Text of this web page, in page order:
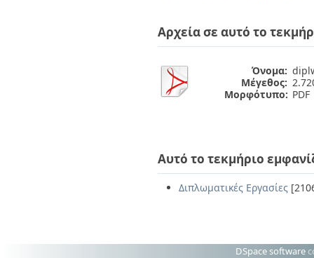
Αρχεία σε αυτό το
Όνομα:
Μέγεθος:
Μορφότυπο: PDF
Αυτό το τεκμήριο
Διπλωματικές Εργασίες
DSpace software